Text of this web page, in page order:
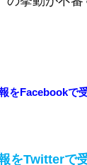
をFacebookで
をTwitterで